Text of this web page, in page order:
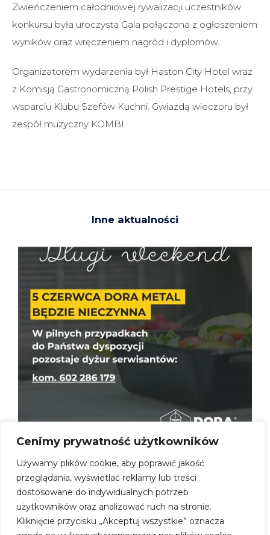
Cenimy prywatność użytkowników
Używamy plików cookie, aby poprawić jakość
przeglądania, wyświetlać reklamy lub treści
dostosowane do indywidualnych potrzeb
użytkowników oraz analizować ruch na stronie.
Kliknięcie przycisku „Akceptuj wszystkie” oznacza
Zwieńczeniem całodniowej rywalizacji uczestników
konkursu była uroczysta Gala połączona z ogłoszeniem
wyników oraz wręczeniem nagród i dyplomów.
Organizatorem wydarzenia był Haston City Hotel wraz
z Komisją Gastronomiczną Polish Prestige Hotels, przy
wsparciu Klubu Szefów Kuchni. Gwiazdą wieczoru był
zespół muzyczny KOMBI.
Inne aktualności
Dora Metal nieczynna
3 czerwca 2026
5 czerwca Dora Metal będzie nieczynna. W
pilnych przypadkach do Państwa dyspozycji
pozostaje dyżur serwisantów:...
Dowiedz się więcej